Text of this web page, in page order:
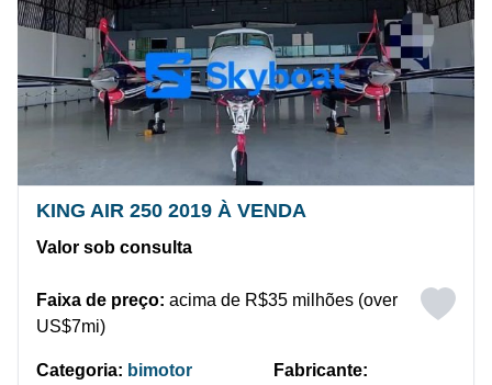
KING AIR 250 2019 À VENDA
Valor sob consulta
Faixa de preço: acima de R$35 milhões (over
US$7mi)
Categoria: bimotor
Fabricante: